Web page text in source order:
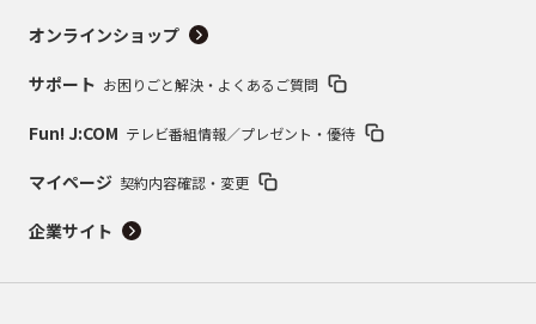
オンラインショップ
サポート お困りごと解決・よくあるご質問
Fun! J:COM テレビ番組情報／プレゼント・優待
マイページ 契約内容確認・変更
企業サイト